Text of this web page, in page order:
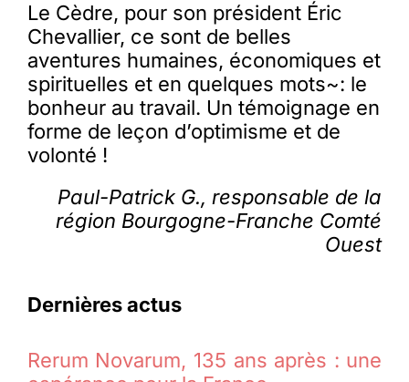
Le Cèdre, pour son président Éric
Chevallier, ce sont de belles
aventures humaines, économiques et
spirituelles et en quelques mots~: le
bonheur au travail. Un témoignage en
forme de leçon d’optimisme et de
volonté !
Paul-Patrick G., responsable de la
région Bourgogne-Franche Comté
Ouest
Dernières actus
Rerum Novarum, 135 ans après : une